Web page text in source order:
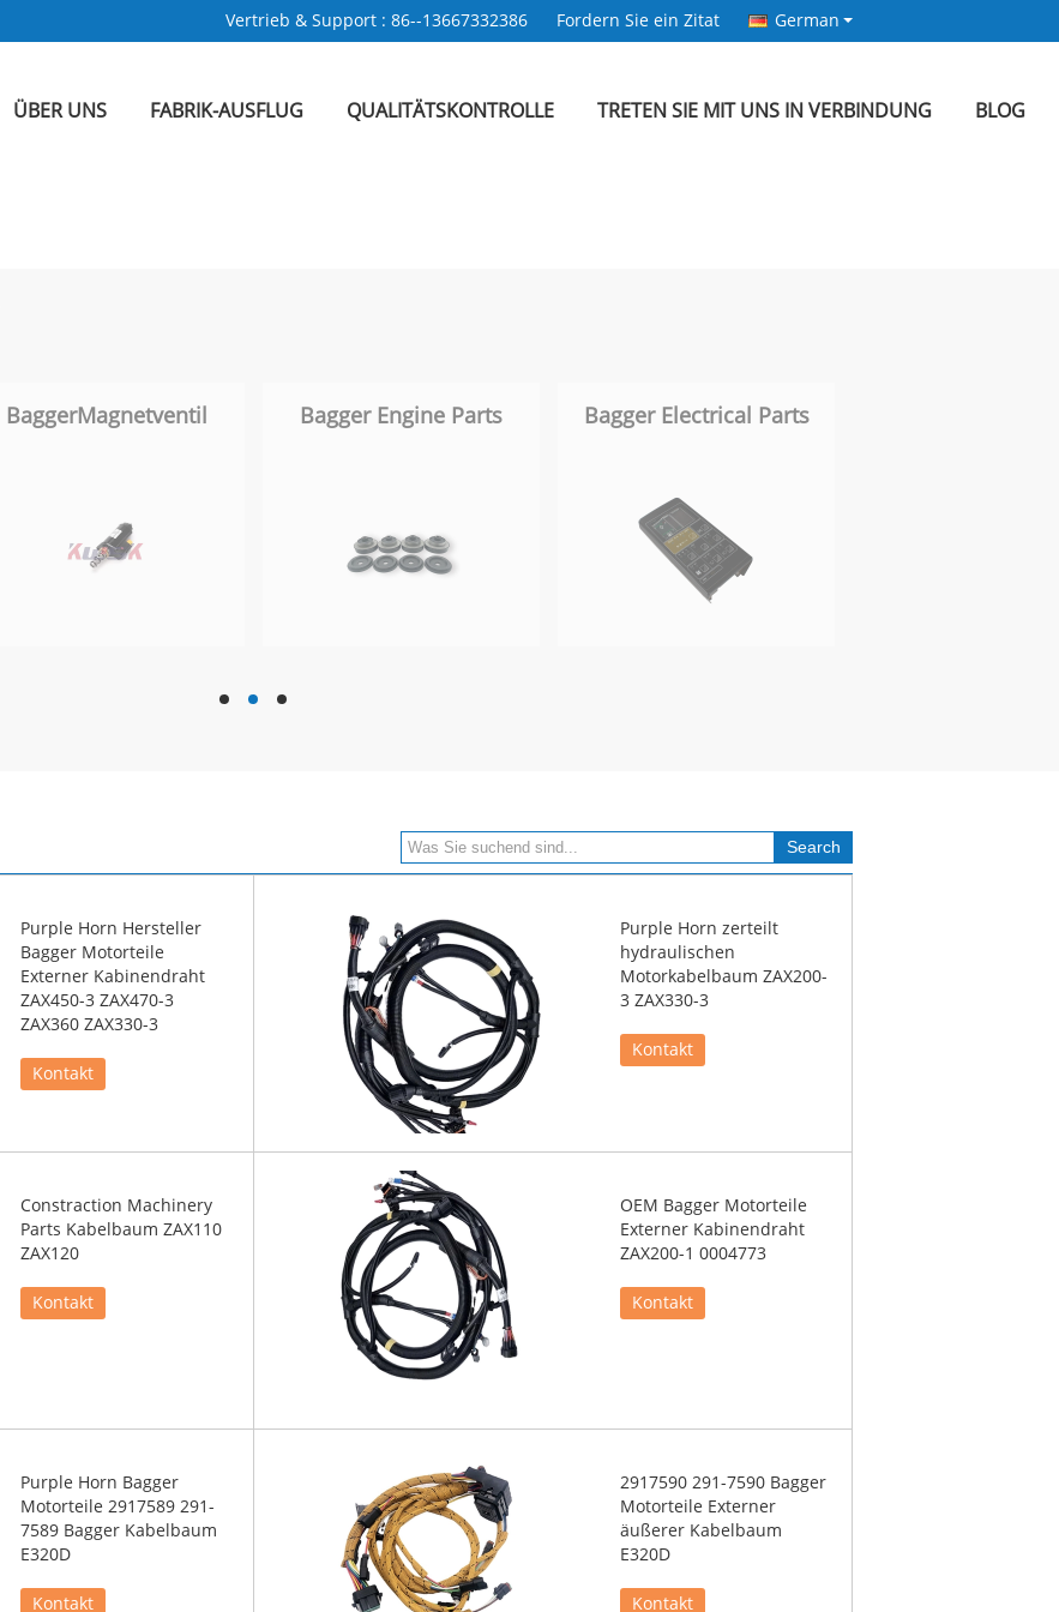
Vertrieb & Support : 86--13667332386 Fordern Sie ein Zitat German
ÜBER UNS FABRIK-AUSFLUG QUALITÄTSKONTROLLE TRETEN SIE MIT UNS IN VERBINDUNG BLOG
BaggerMagnetventil Bagger Engine Parts Bagger Electrical Parts
hd hd hd
Purple Horn Hersteller
Bagger Motorteile
Externer Kabinendraht
ZAX450-3 ZAX470-3
ZAX360 ZAX330-3
Kontakt
Purple Horn zerteilt
hydraulischen
Motorkabelbaum ZAX200-
3 ZAX330-3
Kontakt
Constraction Machinery
Parts Kabelbaum ZAX110
ZAX120
Kontakt
OEM Bagger Motorteile
Externer Kabinendraht
ZAX200-1 0004773
Kontakt
Purple Horn Bagger
Motorteile 2917589 291-
7589 Bagger Kabelbaum
E320D
Kontakt
2917590 291-7590 Bagger
Motorteile Externer
äußerer Kabelbaum
E320D
Kontakt